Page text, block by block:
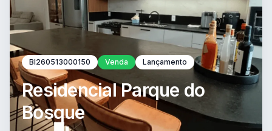
BI260513000150 Venda Lançamento
Residencial Parque do
Bosque